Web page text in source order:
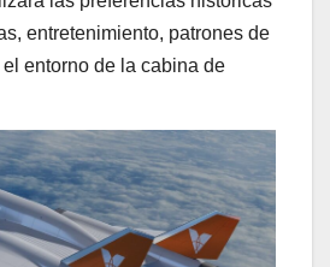
entretenimiento, patrones de
entorno de la cabina de